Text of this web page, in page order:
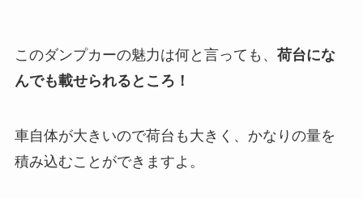
このダンプカーの魅力は何と言っても、 荷台にな
んでも載せられるところ！
車自体が大きいので荷台も大きく、かなりの量を
積み込むことができますよ。